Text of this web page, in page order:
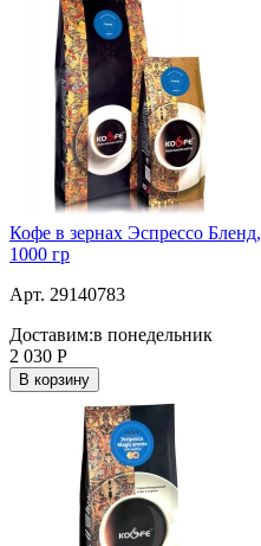
Кофе в зернах Эспрессо Бленд,
1000 гр
Арт. 29140783
Доставим:в понедельник
2 030 Р
В корзину